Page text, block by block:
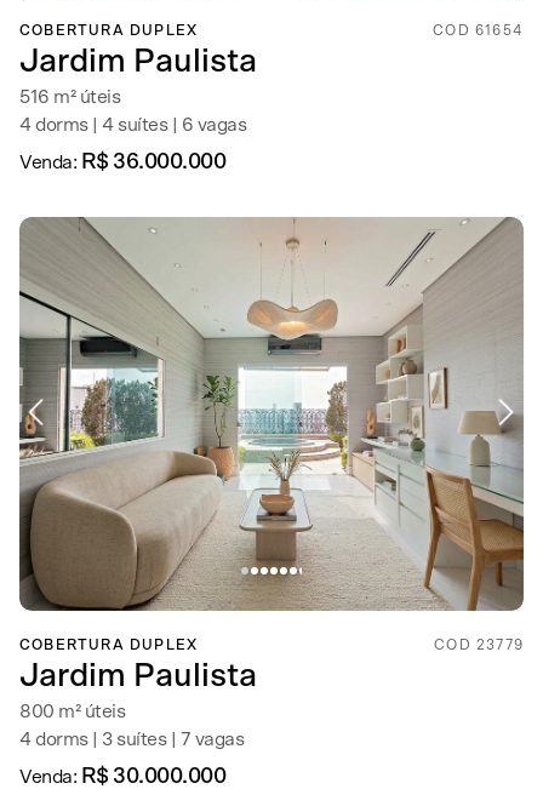
COBERTURA DUPLEX COD 61654
Jardim Paulista
516 m² úteis
4 dorms | 4 suítes | 6 vagas
Venda: R$ 36.000.000
COBERTURA DUPLEX COD 23779
Jardim Paulista
800 m² úteis
4 dorms | 3 suítes | 7 vagas
Venda: R$ 30.000.000